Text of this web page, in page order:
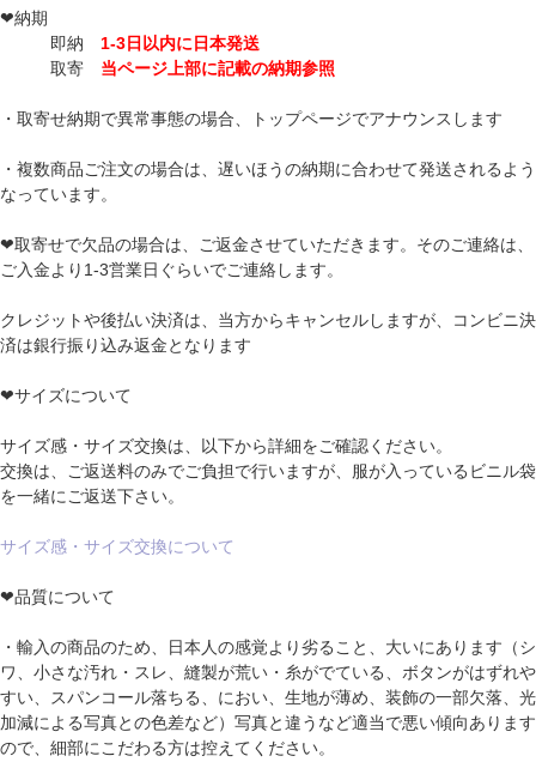
❤納期
即納 1-3日以内に日本発送
取寄 当ページ上部に記載の納期参照
・取寄せ納期で異常事態の場合、トップページでアナウンスします
・複数商品ご注文の場合は、遅いほうの納期に合わせて発送されるよう
なっています。
❤取寄せで欠品の場合は、ご返金させていただきます。そのご連絡は、
ご入金より1-3営業日ぐらいでご連絡します。
クレジットや後払い決済は、当方からキャンセルしますが、コンビニ決
済は銀行振り込み返金となります
❤サイズについて
サイズ感・サイズ交換は、以下から詳細をご確認ください。
交換は、ご返送料のみでご負担で行いますが、服が入っているビニル袋
を一緒にご返送下さい。
サイズ感・サイズ交換について
❤品質について
・輸入の商品のため、日本人の感覚より劣ること、大いにあります（シ
ワ、小さな汚れ・スレ、縫製が荒い・糸がでている、ボタンがはずれや
すい、スパンコール落ちる、におい、生地が薄め、装飾の一部欠落、光
加減による写真との色差など）写真と違うなど適当で悪い傾向あります
ので、細部にこだわる方は控えてください。